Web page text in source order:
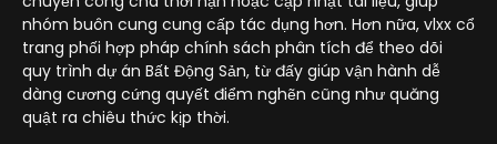
nhóm buôn cung cung cấp tác dụng hơn. Hơn nữa, vlxx cổ
trang phối hợp pháp chính sách phân tích để theo dõi
quy trình dự án Bất Động Sản, từ đấy giúp vận hành dễ
dàng cương cứng quyết điểm nghẽn cũng như quăng
quật ra chiêu thức kịp thời.